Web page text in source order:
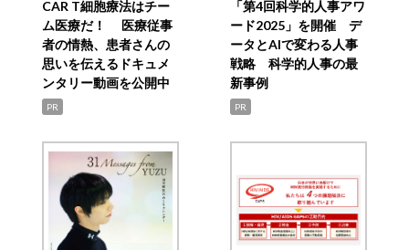
CAR T細胞療法はチー
ム医療だ！ 医療従事
者の情熱、患者さんの
思いを伝えるドキュメ
ンタリー動画を公開中
PR
「第4回科学的人事アワ
ード2025」を開催 デ
ータとAIで変わる人事
戦略 科学的人事の最
新事例
PR